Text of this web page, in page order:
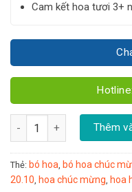
Cam kết hoa tươi 3+
Bó hoa Baby - B30 số lượng
Thêm
Thẻ: bó hoa, bó hoa chúc
20.10, hoa chúc mừng, hoa